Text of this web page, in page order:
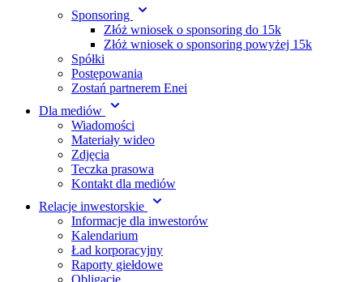
Sponsoring
Złóż wniosek o sponsoring do 15k
Złóż wniosek o sponsoring powyżej 15k
Spółki
Postępowania
Zostań partnerem Enei
Dla mediów
Wiadomości
Materiały wideo
Zdjęcia
Teczka prasowa
Kontakt dla mediów
Relacje inwestorskie
Informacje dla inwestorów
Kalendarium
Ład korporacyjny
Raporty giełdowe
Obligacje